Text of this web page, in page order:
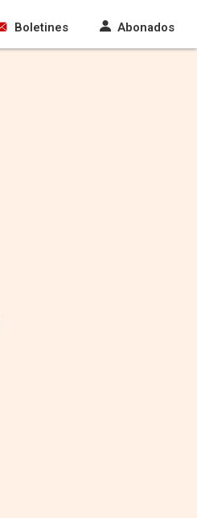
Boletines Abonados